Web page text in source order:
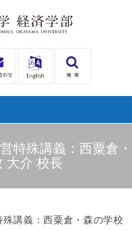
特殊講義：西粟倉・
大介 校長
講義：西粟倉・森の学校